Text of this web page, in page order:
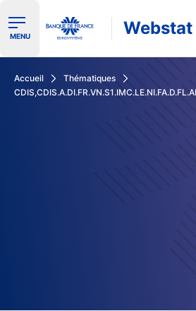
Ouvrir le menu de navigation
MENU Webstat
Accueil
Thématiques